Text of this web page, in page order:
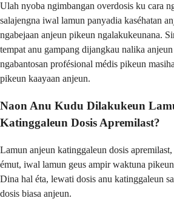
Ulah nyoba ngimbangan overdosis ku cara
salajengna iwal lamun panyadia kaséhatan
ngabejaan anjeun pikeun ngalakukeunana.
tempat anu gampang dijangkau nalika
ngabantosan profésional médis pikeun
pikeun kaayaan anjeun.
Naon Anu Kudu Dilakukeun
Katinggaleun Dosis Apremilast?
Lamun anjeun katinggaleun dosis apremilast,
émut, iwal lamun geus ampir waktuna
Dina hal éta, lewati dosis anu katinggaleun
dosis biasa anjeun.